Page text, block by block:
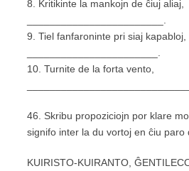
8. Kritikinte la mankojn de ĉiuj aliaj,
9. Tiel fanfaroninte pri siaj kapabloj,
10. Turnite de la forta vento,
46. Skribu propoziciojn por klare
signifo inter la du vortoj en ĉiu paro
KUIRISTO-KUIRANTO,